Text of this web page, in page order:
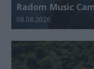
Radom Music
Data dodania galerii:
08.08.2026